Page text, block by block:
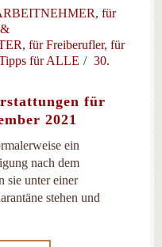
, für
, für Freiberufler, für
für ALLE
30.
für
2021
ein
nach dem
sie unter einer
stehen und